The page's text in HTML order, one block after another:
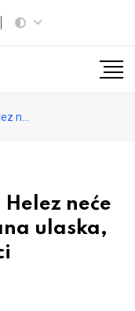
Amerikanci
Helez neće
ulaska,